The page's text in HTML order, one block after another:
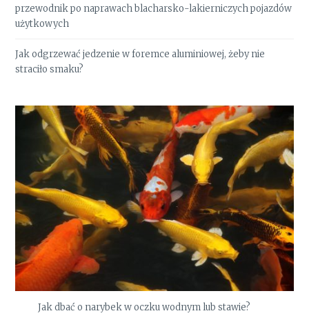
przewodnik po naprawach blacharsko-lakierniczych pojazdów
użytkowych
Jak odgrzewać jedzenie w foremce aluminiowej, żeby nie
straciło smaku?
Jak dbać o narybek w oczku wodnym lub stawie?